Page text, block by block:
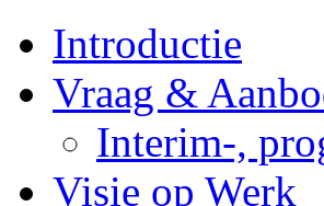
Introductie
Vraag &
Interim-,
Visie op Werk